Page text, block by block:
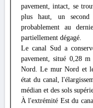
pavement, intact, se
plus haut, un
probablement au
partiellement dégagé.
Le canal Sud a
pavement, situé 0,28
Nord. Le mur Nord et
état du canal,
médian et des sols
À l'extrémité Est du